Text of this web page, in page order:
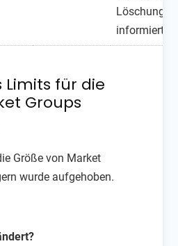
Löschung
informiert
für die
Groups
Größe von Market
wurde aufgehoben.